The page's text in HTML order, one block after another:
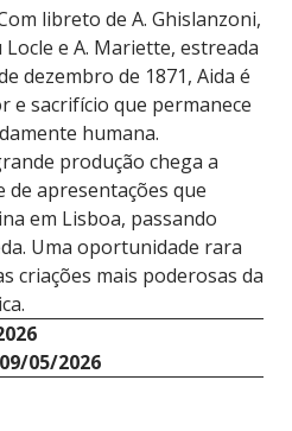
libreto de A. Ghislanzoni,
e A. Mariette, estreada
dezembro de 1871, Aida é
e sacrifício que permanece
humana.
produção chega a
apresentações que
em Lisboa, passando
Uma oportunidade rara
criações mais poderosas da
05/2026